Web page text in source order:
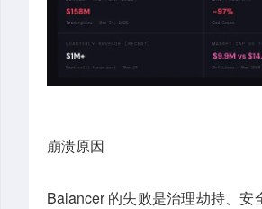
崩溃原因
Balancer 的失败是治理劫持、安